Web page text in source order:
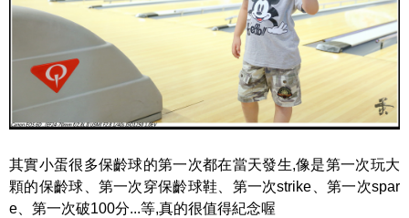
其實小蛋很多保齡球的第一次都在當天發生,像是第一次玩大
顆的保齡球、第一次穿保齡球鞋、第一次strike、第一次spar
e、第一次破100分...等,真的很值得紀念喔